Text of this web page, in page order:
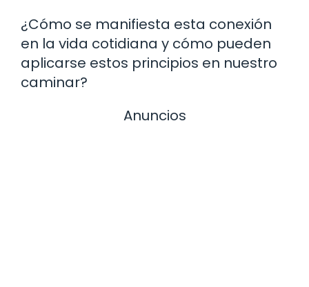
¿Cómo se manifiesta esta conexión
en la vida cotidiana y cómo pueden
aplicarse estos principios en nuestro
caminar?
Anuncios